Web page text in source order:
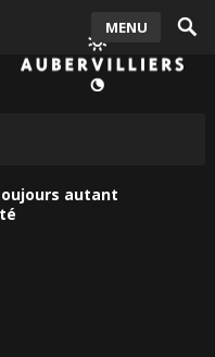
MENU
autant